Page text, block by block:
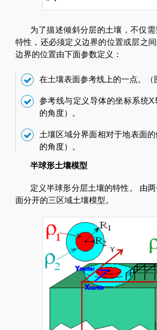
为了描述倾斜分层的土壤，不仅
特性，还必须定义边界的位置或层之间
边界的位置由下面参数定义：
在土壤表面参考线上的一点。（
参考线与定义导体的坐标系统X
的角度）。
土壤区域分界面相对于地表面
的角度）。
半球形土壤模型
定义半球形分层土壤的特性。 由
面分开的三区域土壤模型。